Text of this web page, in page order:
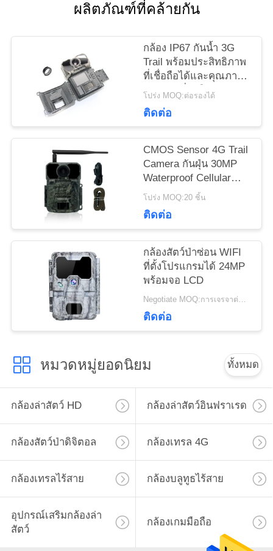
แผนผัง
เว็บไซต์
นโยบาย
ความ
ตัว
ผลิตภัณฑ์ที่คล้ายกัน
กล้อง IP67 กันน้ำ 3G
Trail พร้อมประสิทธิภาพ
ที่เชื่อถือได้และคุณภาพ
ของภาพที่เหนือกว่า
โปร่ง MOQ:ต่อรองได้
ติดต่อ
CMOS Sensor 4G Trail
Camera กันฝุ่น 30MP
Waterproof Cellular
Trail Camera
โปร่ง MOQ:20 ชิ้น
ติดต่อ
กล้องสัตว์ป่าซ่อน WIFI
ที่ตั้งโปรแกรมได้ 24MP
พร้อมจอ LCD
Negotiate MOQ:การเจรจาต่อรอง
ติดต่อ
หมวดหมู่ยอดนิยม ทั้งหมด
กล้องล่าสัตว์ HD กล้องล่าสัตว์อินฟราเรด
กล้องสัตว์ป่าดิจิตอล กล้องเทรล 4G
กล้องเทรลไร้สาย กล้องบลูทูธไร้สาย
อุปกรณ์เสริมกล้องล่า
สัตว์
กล้องเกมมือถือ